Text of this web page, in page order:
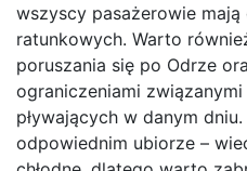
wszyscy pasażerowie
ratunkowych. Warto
poruszania się po Odrze
ograniczeniami
pływających w danym
odpowiednim ubiorze –